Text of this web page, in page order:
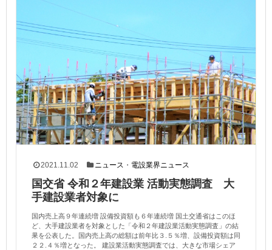
2021.11.02 ニュース ・ 電設業界ニュース
国交省 令和２年建設業 活動実態調査 大
手建設業者対象に
国内売上高９年連続増 設備投資額も６年連続増 国土交通省はこのほ
ど、大手建設業者を対象とした「令和２年建設業活動実態調査」の結
果を公表した。国内売上高の総額は前年比３.５％増、設備投資額は同
２２.４％増となった。 建設業活動実態調査では、大きな市場シェア